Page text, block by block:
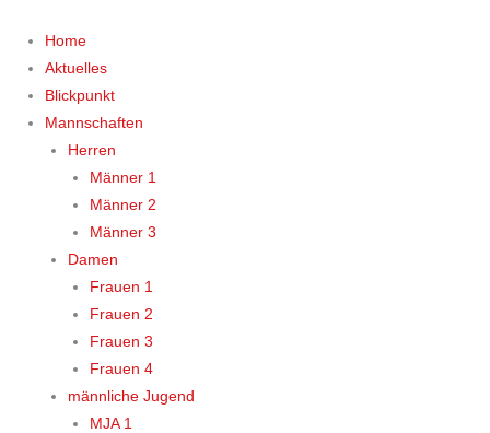
Inhalt
springen
Home
Aktuelles
Blickpunkt
Mannschaften
Herren
Männer 1
Männer 2
Männer 3
Damen
Frauen 1
Frauen 2
Frauen 3
Frauen 4
männliche Jugend
MJA 1